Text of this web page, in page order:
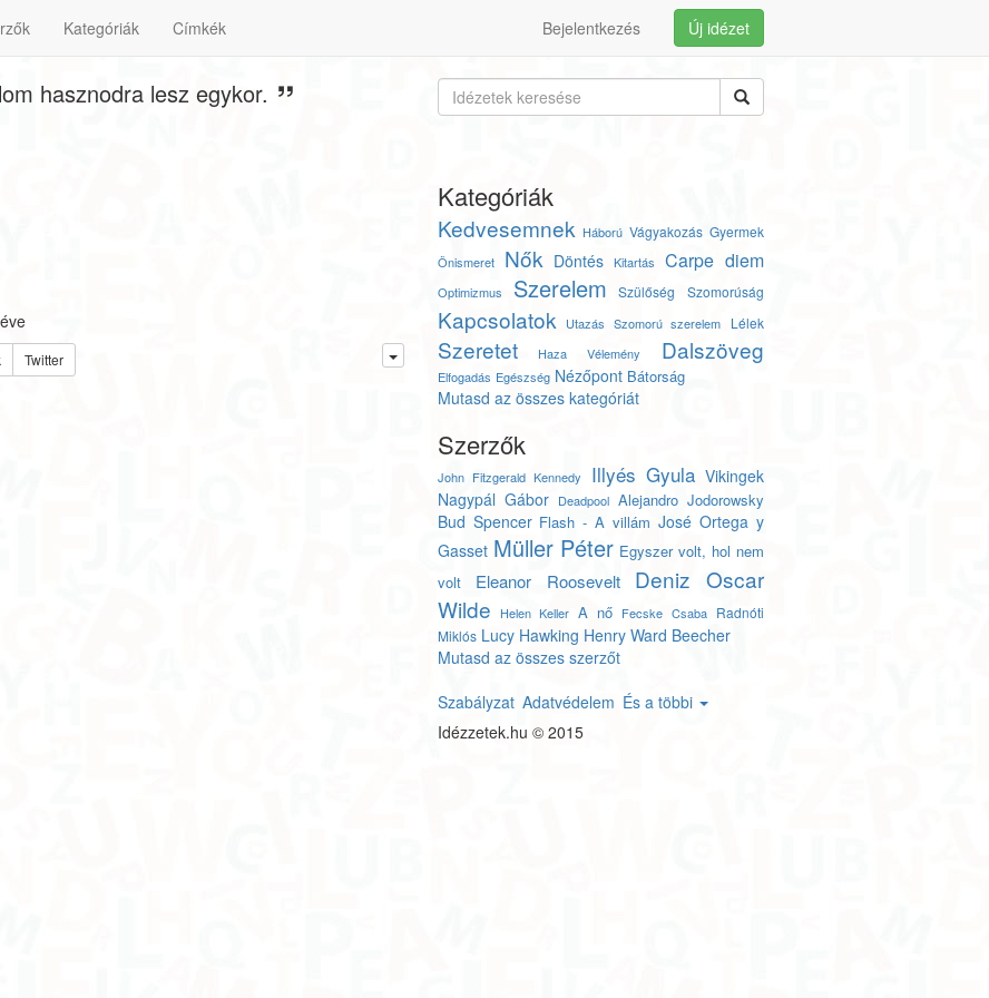
Kategóriák Címkék Új idézet
Bejelentkezés
hasznodra lesz egykor.
Twitter
Kategóriák
Kedvesemnek Háború Vágyakozás Gyermek
Önismeret Nők Döntés Kitartás Carpe diem
Optimizmus Szerelem Szülőség Szomorúság
Kapcsolatok Utazás Szomorú szerelem Lélek
Szeretet Haza Vélemény Dalszöveg
Elfogadás Egészség Nézőpont Bátorság
Mutasd az összes kategóriát
Szerzők
John Fitzgerald Kennedy Illyés Gyula Vikingek
Nagypál Gábor Deadpool Alejandro Jodorowsky
Bud Spencer Flash - A villám José Ortega y
Gasset Müller Péter Egyszer volt, hol nem
volt
Eleanor Roosevelt Deniz Oscar
Wilde
Helen Keller A nő Fecske Csaba Radnóti
Miklós Lucy Hawking Henry Ward Beecher
Mutasd az összes szerzőt
Szabályzat Adatvédelem És a többi
Idézzetek.hu © 2015